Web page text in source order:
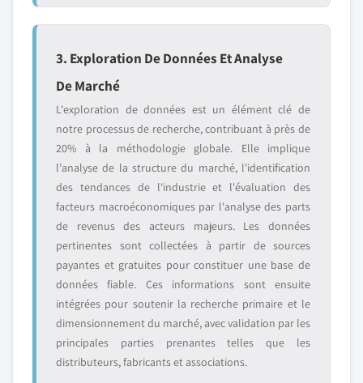
3. Exploration De Données Et Analyse
De Marché
L'exploration de données est un élément clé de
notre processus de recherche, contribuant à près de
20% à la méthodologie globale. Elle implique
l'analyse de la structure du marché, l'identification
des tendances de l'industrie et l'évaluation des
facteurs macroéconomiques par l'analyse des parts
de revenus des acteurs majeurs. Les données
pertinentes sont collectées à partir de sources
payantes et gratuites pour constituer une base de
données fiable. Ces informations sont ensuite
intégrées pour soutenir la recherche primaire et le
dimensionnement du marché, avec validation par les
principales parties prenantes telles que les
distributeurs, fabricants et associations.